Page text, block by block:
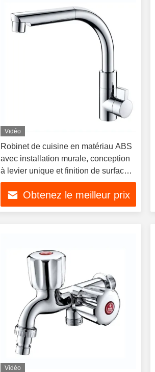
Vidéo
Robinet de cuisine en matériau ABS
avec installation murale, conception
à levier unique et finition de surface
chromée
Obtenez le meilleur prix
Vidéo